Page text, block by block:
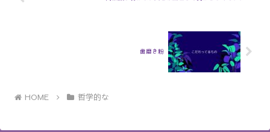
歯磨き粉
HOME 哲学的な